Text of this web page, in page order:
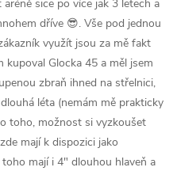
sice po více jak 3 letech a
dříve 😎. Vše pod jednou
využít jsou za mě fakt
kupoval Glocka 45 a měl jsem
zbraň ihned na střelnici,
léta (nemám mě prakticky
toho, možnost si vyzkoušet
mají k dispozici jako
mají i 4" dlouhou hlaveň a